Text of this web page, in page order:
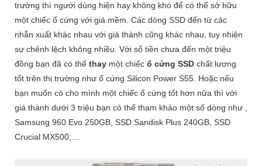
trường thì người dùng hiện hay không khó để có thể sở hữu
một chiếc ổ cứng với giá mềm. Các dòng SSD đến từ các
nhẫn xuất khác nhau với giá thành cũng khác nhau, tuy nhiên
sự chênh lệch không nhiều. Với số tiền chưa đến một triệu
đồng bạn đã có thể thay một chiếc ổ cứng SSD chất lượng
tốt trên thị trường như ổ cứng Silicon Power S55. Hoặc nếu
bạn muốn có cho mình một chiếc ổ cứng tốt hơn nữa thì với
giá thành dưới 3 triệu bạn có thể tham khảo một số dòng như ,
Samsung 960 Evo 250GB, SSD Sandisk Plus 240GB, SSD
Crucial MX500,…